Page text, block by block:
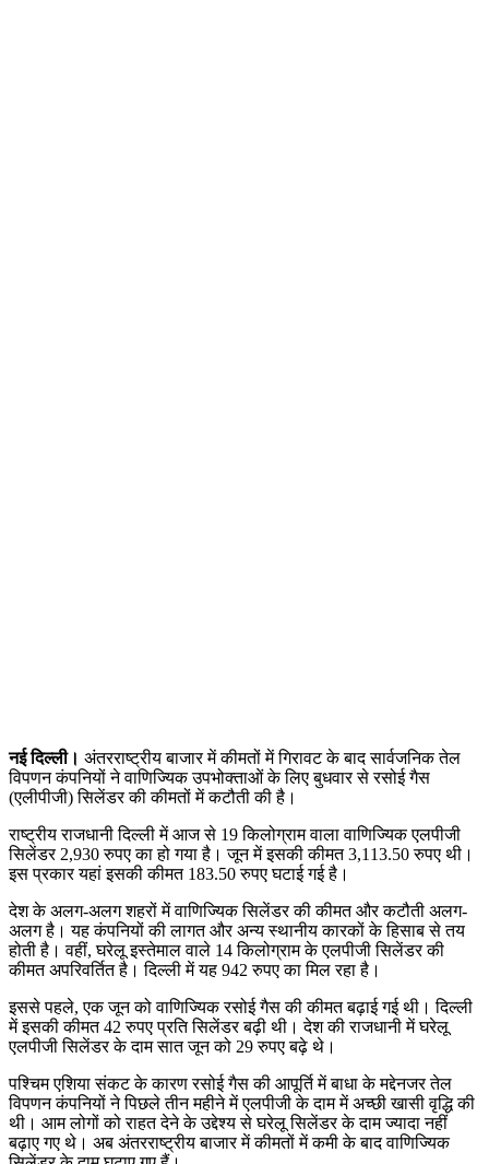
नई दिल्ली। अंतरराष्ट्रीय बाजार में कीमतों में गिरावट के बाद सार्वजनिक तेल
विपणन कंपनियों ने वाणिज्यिक उपभोक्ताओं के लिए बुधवार से रसोई गैस
(एलीपीजी) सिलेंडर की कीमतों में कटौती की है।
राष्ट्रीय राजधानी दिल्ली में आज से 19 किलोग्राम वाला वाणिज्यिक एलपीजी
सिलेंडर 2,930 रुपए का हो गया है। जून में इसकी कीमत 3,113.50 रुपए थी।
इस प्रकार यहां इसकी कीमत 183.50 रुपए घटाई गई है।
देश के अलग-अलग शहरों में वाणिज्यिक सिलेंडर की कीमत और कटौती अलग-
अलग है। यह कंपनियों की लागत और अन्य स्थानीय कारकों के हिसाब से तय
होती है। वहीं, घरेलू इस्तेमाल वाले 14 किलोग्राम के एलपीजी सिलेंडर की
कीमत अपरिवर्तित है। दिल्ली में यह 942 रुपए का मिल रहा है।
इससे पहले, एक जून को वाणिज्यिक रसोई गैस की कीमत बढ़ाई गई थी। दिल्ली
में इसकी कीमत 42 रुपए प्रति सिलेंडर बढ़ी थी। देश की राजधानी में घरेलू
एलपीजी सिलेंडर के दाम सात जून को 29 रुपए बढ़े थे।
पश्चिम एशिया संकट के कारण रसोई गैस की आपूर्ति में बाधा के मद्देनजर तेल
विपणन कंपनियों ने पिछले तीन महीने में एलपीजी के दाम में अच्छी खासी वृद्धि की
थी। आम लोगों को राहत देने के उद्देश्य से घरेलू सिलेंडर के दाम ज्यादा नहीं
बढ़ाए गए थे। अब अंतरराष्ट्रीय बाजार में कीमतों में कमी के बाद वाणिज्यिक